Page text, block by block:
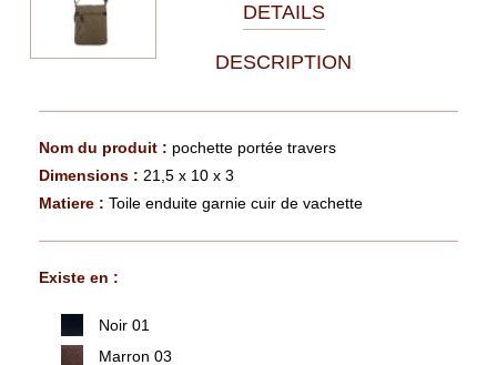
DETAILS
DESCRIPTION
Nom du produit : pochette portée travers
Dimensions : 21,5 x 10 x 3
Matiere : Toile enduite garnie cuir de vachette
Existe en :
Noir 01
Marron 03